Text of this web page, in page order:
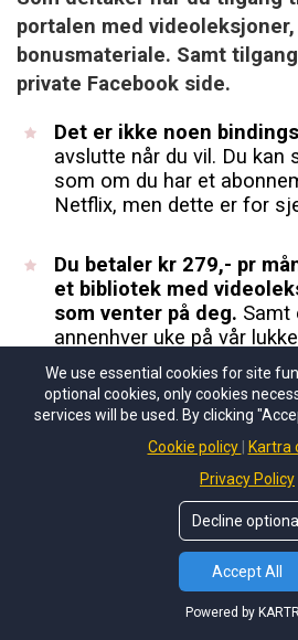
portalen med videoleksjoner,
bonusmateriale. Samt
private Facebook side.​
Det er ikke noen
avslutte når du vil. Du kan
som om du har et
Netflix, men dette er for
Du betaler kr 279,- pr
et bibliotek med
som venter på deg. Samt
annenhver uke på vår
Facebook gruppe.
Ved månedlig
samme dato du registrerte
Du har også mulighet til
Det betyr at du
tilgang! (Du har to ukers
We use essential cookies for site
optional cookies, only cookies
services will be used. By clicking
Cookie policy
Kartra
Privacy Policy
Decline optional
Accept All
Powered by